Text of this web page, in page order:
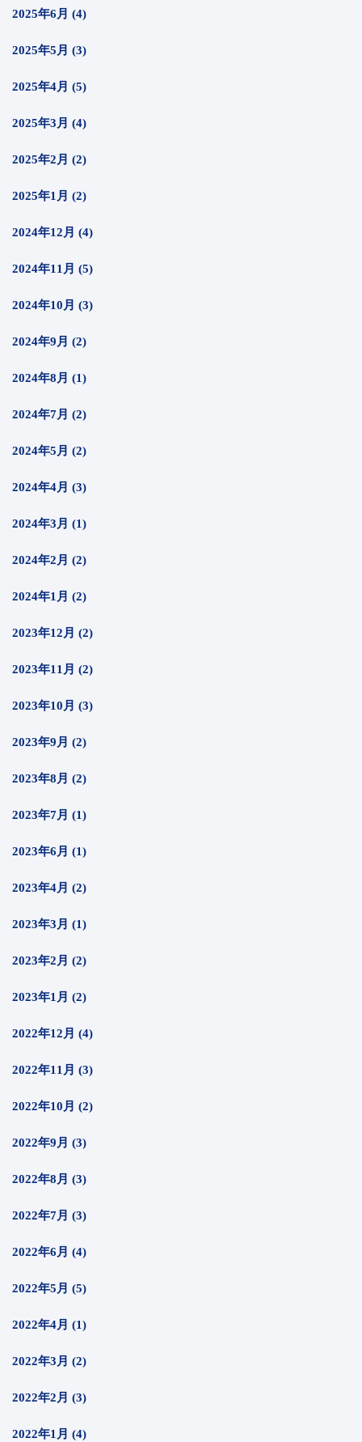
2025年6月 (4)
2025年5月 (3)
2025年4月 (5)
2025年3月 (4)
2025年2月 (2)
2025年1月 (2)
2024年12月 (4)
2024年11月 (5)
2024年10月 (3)
2024年9月 (2)
2024年8月 (1)
2024年7月 (2)
2024年5月 (2)
2024年4月 (3)
2024年3月 (1)
2024年2月 (2)
2024年1月 (2)
2023年12月 (2)
2023年11月 (2)
2023年10月 (3)
2023年9月 (2)
2023年8月 (2)
2023年7月 (1)
2023年6月 (1)
2023年4月 (2)
2023年3月 (1)
2023年2月 (2)
2023年1月 (2)
2022年12月 (4)
2022年11月 (3)
2022年10月 (2)
2022年9月 (3)
2022年8月 (3)
2022年7月 (3)
2022年6月 (4)
2022年5月 (5)
2022年4月 (1)
2022年3月 (2)
2022年2月 (3)
2022年1月 (4)